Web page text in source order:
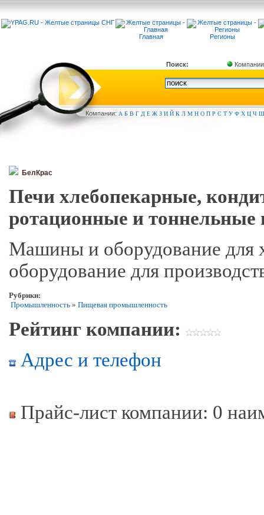
Главная Регионы
Поиск: Компании
Компании: А Б В Г Д Е Ж З И Й К Л М Н О П Р С Т У Ф Х Ц Ч Ш
БелКрас
Печи хлебопекарные,
ротационные и тоннельные
Машины и оборудование для
оборудование для
Рубрики:
Промышленность » Пищевая промышленность
Рейтинг компании:
Адрес и телефон
Прайс-лист компании: 0